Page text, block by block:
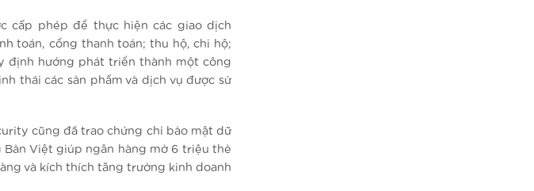
cấp phép để thực hiện các giao dịch
toán, cổng thanh toán; thu hộ, chi hộ;
định hướng phát triển thành một công
thái các sản phẩm và dịch vụ được sử
cũng đã trao chứng chỉ bảo mật dữ
Bản Việt giúp ngân hàng mở 6 triệu thẻ
và kích thích tăng trưởng kinh doanh